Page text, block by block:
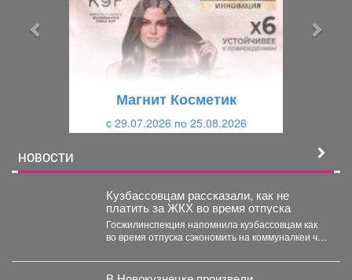
Магнит Косметик
c 29.07.2026 по 25.08.2026
НОВОСТИ
Кузбассовцам рассказали, как не
платить за ЖКХ во время отпуска
Госжилинспекция напомнила кузбассовцам как
во время отпуска сэкономить на коммуналкеи что